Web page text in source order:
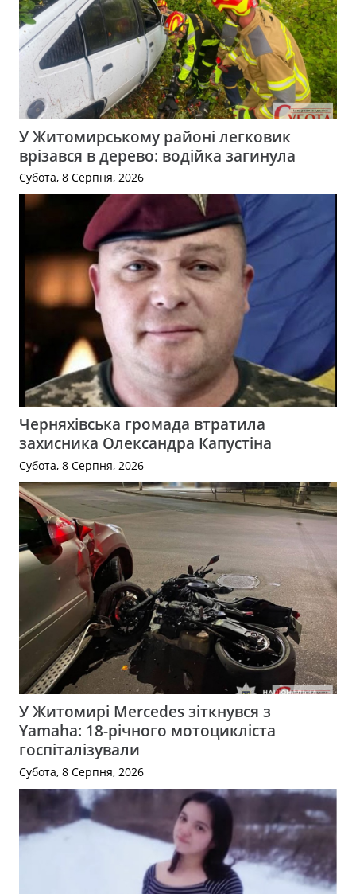
У Житомирському районі легковик
врізався в дерево: водійка загинула
Субота, 8 Серпня, 2026
Черняхівська громада втратила
захисника Олександра Капустіна
Субота, 8 Серпня, 2026
У Житомирі Mercedes зіткнувся з
Yamaha: 18-річного мотоцикліста
госпіталізували
Субота, 8 Серпня, 2026